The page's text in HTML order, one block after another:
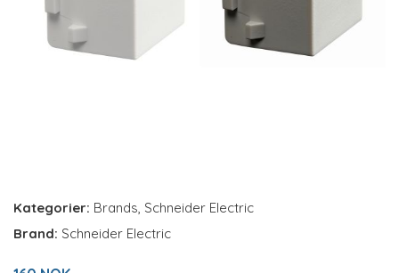
Kategorier: Brands, Schneider Electric
Brand: Schneider Electric